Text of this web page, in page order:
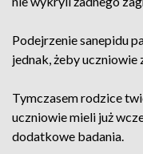
Podejrzenie sanepidu
jednak, żeby uczniowie
Tymczasem rodzice
uczniowie mieli już
dodatkowe badania.